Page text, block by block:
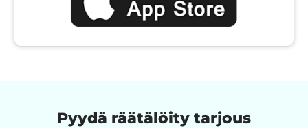
Pyydä räätälöity tarjous